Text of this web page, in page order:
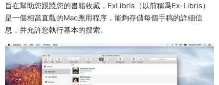
旨在幫助您跟蹤您的書籍收藏，ExLibris（以前稱爲Ex-Libris）
是一個相當直觀的Mac應用程序，能夠存儲每個手稿的詳細信
息，并允許您執行基本的搜索。